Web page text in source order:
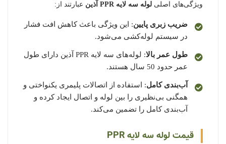
ویژگی‌های اصلی لوله سه لایه PPR آذین عبارتند از:
ضریب زبری پایین: این ویژگی باعث کاهش افت فشار
در سیستم لوله‌کشی می‌شود.
طول عمر بالا
: لوله‌های سه لایه PPR آذین دارای طول
عمر حدود 50 سال هستند.
آب‌بندی کامل: استفاده از اتصالات پلیمری یکنواختی و
همگنی بی‌نظیری را بین لوله و اتصال ایجاد کرده و
آب‌بندی کامل را تضمین می‌کند.
قیمت لوله سه لایه PPR